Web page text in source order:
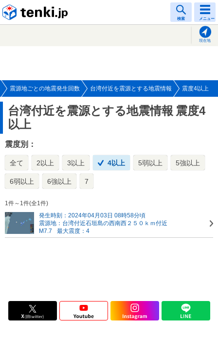
検索 メニュー
現在地
震源地ごとの地震発生回数 台湾付近を震源とする地震情報 震度4以上
台湾付近を震源とする地震情報 震度4
以上
震度別：
全て 2以上 3以上 4以上 5弱以上 5強以上
6弱以上 6強以上 7
1件～1件(全1件)
発生時刻：2024年04月03日 08時58分頃
震源地：台湾付近石垣島の西南西２５０ｋｍ付近
M7.7
最大震度：4